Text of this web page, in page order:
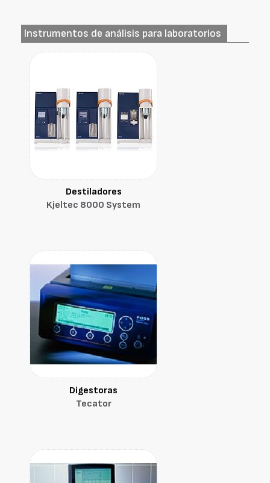
Instrumentos de análisis para laboratorios
Destiladores
Kjeltec 8000 System
Digestoras
Tecator